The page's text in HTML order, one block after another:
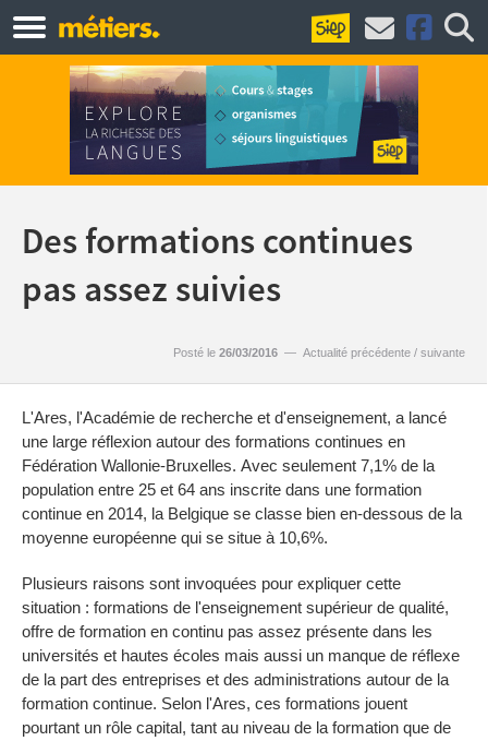
Des formations continues
pas assez suivies
Posté le 26/03/2016 — Actualité précédente / suivante
L'Ares, l'Académie de recherche et d'enseignement, a lancé
une large réflexion autour des formations continues en
Fédération Wallonie-Bruxelles. Avec seulement 7,1% de la
population entre 25 et 64 ans inscrite dans une formation
continue en 2014, la Belgique se classe bien en-dessous de la
moyenne européenne qui se situe à 10,6%.
Plusieurs raisons sont invoquées pour expliquer cette
situation : formations de l'enseignement supérieur de qualité,
offre de formation en continu pas assez présente dans les
universités et hautes écoles mais aussi un manque de réflexe
de la part des entreprises et des administrations autour de la
formation continue. Selon l'Ares, ces formations jouent
pourtant un rôle capital, tant au niveau de la formation que de